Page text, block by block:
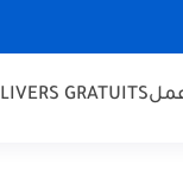
LIVERS GRATUITS